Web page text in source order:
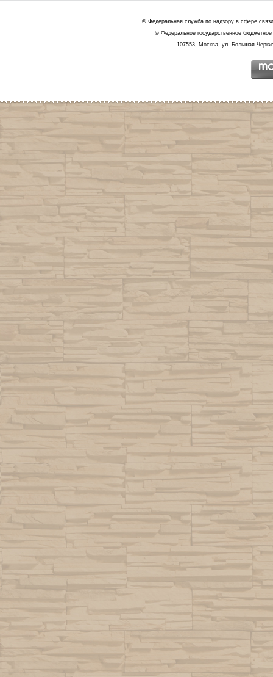
© Федеральная служба по надзору в сфере
© Федеральное государственное
107553, Москва, ул. Большая